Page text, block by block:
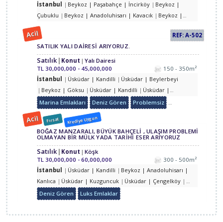
İstanbul
Beykoz | Paşabahçe | İncirköy
Beykoz |
Çubuklu
Beykoz | Anadoluhisarı | Kavacık
Beykoz |
Göksu
Üsküdar | Kandilli
Üsküdar |
Beylerbeyi | Burhaniye
Üsküdar | Beylerbeyi | Küplüce
Üsküdar | Kuzguncuk
Üsküdar | Nakkaştepe | Kuzguncuk
Acil
SATILIK YALI DAİRESİ ARIYORUZ.
Satılık Konut Yalı Dairesi
REF: A-502
TL30,000,000 - 45,000,000
150 - 350m²
İstanbul
Üsküdar | Kandilli
Üsküdar | Beylerbeyi
Beykoz | Göksu
Üsküdar | Kandilli
Üsküdar |
Çengelköy
Üsküdar | Beylerbeyi
Üsküdar | Kandilli |
Kuleli
Marina Emlakları Deniz Gören Problemsiz
Acil Fırsat Krediye Uygun
BOĞAZ MANZARALI, BÜYÜK BAHÇELİ , ULAŞIM PROBLEMİ
OLMAYAN BİR MÜLK YADA TARİHİ ESER ARIYORUZ
Satılık Konut
Köşk
TL 30,000,000 - 60,000,000
300 - 500m²
İstanbul
Üsküdar | Kandilli
Beykoz | Anadoluhisarı |
Kanlıca
Üsküdar | Kuzguncuk
Üsküdar | Çengelköy
Üsküdar | Beylerbeyi
Üsküdar | Bahçelievler |
| Altunizade
Üsküdar | Beylerbeyi | Burhaniye
Üsküdar
Deniz Gören Luks Emlaklar